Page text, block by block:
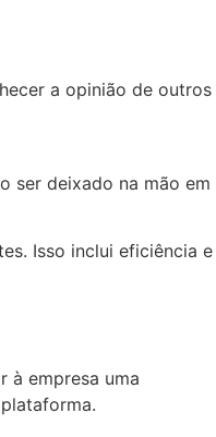
a opinião de outros
ser deixado na mão em
Isso inclui eficiência e
à empresa uma